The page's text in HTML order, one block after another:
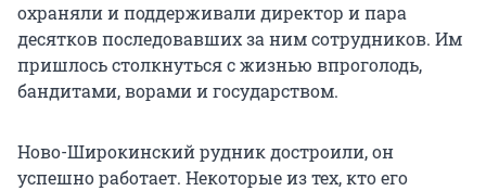
охраняли и поддерживали директор и пара
десятков последовавших за ним сотрудников. Им
пришлось столкнуться с жизнью впроголодь,
бандитами, ворами и государством.
Ново-Широкинский рудник достроили, он
успешно работает. Некоторые из тех, кто его